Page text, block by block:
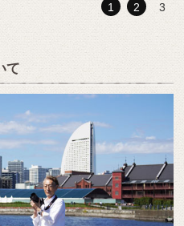
1 2 3
て